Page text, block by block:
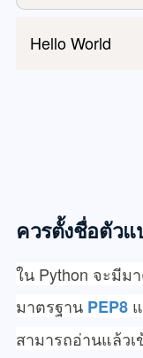
Hello World
ควรตั้งชื่อตัว
ใน Python จะมีม
มาตรฐาน PEP8
สามารถอ่านแล้ว